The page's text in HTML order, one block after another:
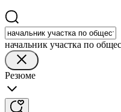
начальник участка по
Резюме